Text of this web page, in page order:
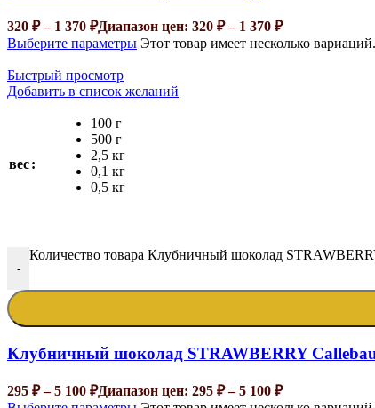
320 ₽ – 1 370 ₽Диапазон цен: 320 ₽ – 1 370 ₽
Выберите параметры Этот товар имеет несколько
Быстрый просмотр
Добавить в список желаний
вес
100 г
500 г
2,5 кг
0,1 кг
0,5 кг
-
Количество товара Клубничный шоколад
Клубничный шоколад STRAWBERRY
295 ₽ – 5 100 ₽Диапазон цен: 295 ₽ – 5 100 ₽